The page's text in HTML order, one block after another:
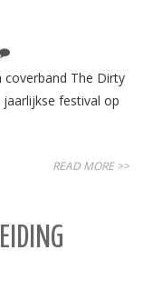
coverband The Dirty
festival op
READ MORE >>